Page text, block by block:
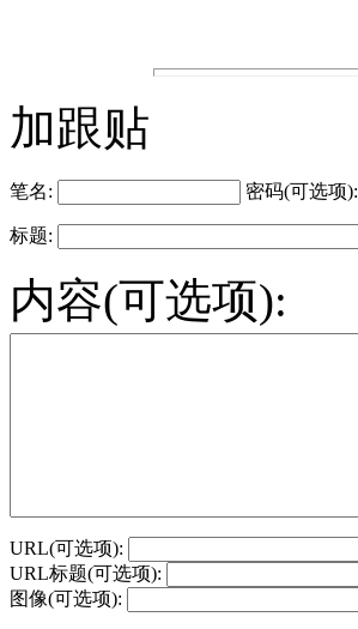
加跟贴
笔名: 密码(可选项):
标题:
内容(可选项):
URL(可选项):
URL标题(可选项):
图像(可选项):